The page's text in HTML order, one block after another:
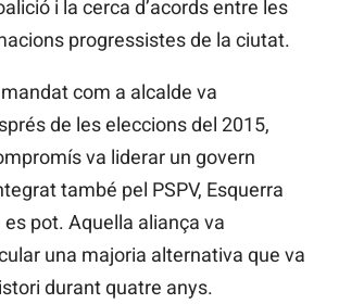
i la cerca d’acords entre les
progressistes de la ciutat.
com a alcalde va
de les eleccions del 2015,
va liderar un govern
també pel PSPV, Esquerra
es pot. Aquella aliança va
una majoria alternativa que va
durant quatre anys.